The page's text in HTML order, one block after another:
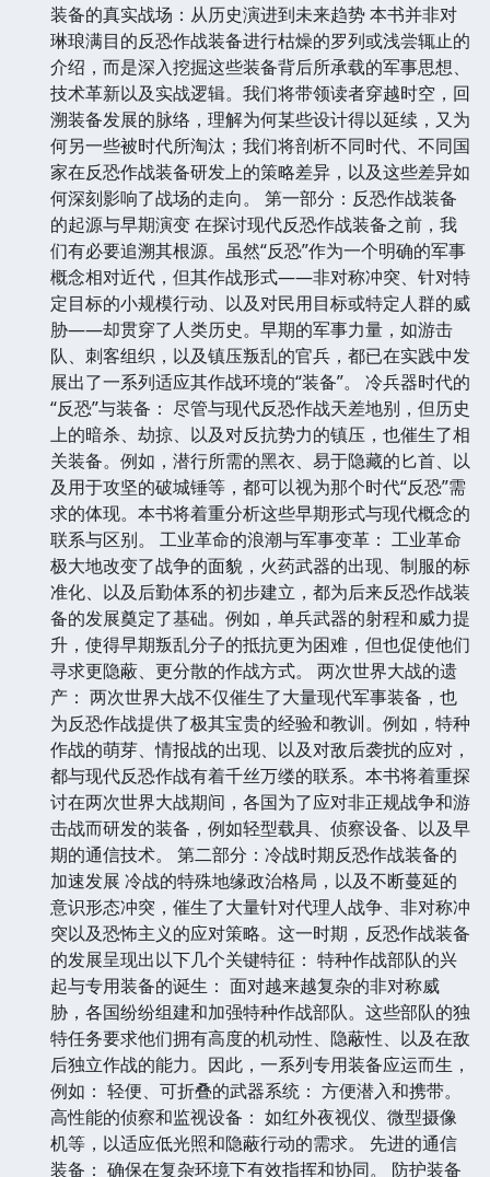
装备的真实战场：从历史演进到未来趋势 本书并非对
琳琅满目的反恐作战装备进行枯燥的罗列或浅尝辄止的
介绍，而是深入挖掘这些装备背后所承载的军事思想、
技术革新以及实战逻辑。我们将带领读者穿越时空，回
溯装备发展的脉络，理解为何某些设计得以延续，又为
何另一些被时代所淘汰；我们将剖析不同时代、不同国
家在反恐作战装备研发上的策略差异，以及这些差异如
何深刻影响了战场的走向。 第一部分：反恐作战装备
的起源与早期演变 在探讨现代反恐作战装备之前，我
们有必要追溯其根源。虽然“反恐”作为一个明确的军事
概念相对近代，但其作战形式——非对称冲突、针对特
定目标的小规模行动、以及对民用目标或特定人群的威
胁——却贯穿了人类历史。早期的军事力量，如游击
队、刺客组织，以及镇压叛乱的官兵，都已在实践中发
展出了一系列适应其作战环境的“装备”。 冷兵器时代的
“反恐”与装备： 尽管与现代反恐作战天差地别，但历史
上的暗杀、劫掠、以及对反抗势力的镇压，也催生了相
关装备。例如，潜行所需的黑衣、易于隐藏的匕首、以
及用于攻坚的破城锤等，都可以视为那个时代“反恐”需
求的体现。本书将着重分析这些早期形式与现代概念的
联系与区别。 工业革命的浪潮与军事变革： 工业革命
极大地改变了战争的面貌，火药武器的出现、制服的标
准化、以及后勤体系的初步建立，都为后来反恐作战装
备的发展奠定了基础。例如，单兵武器的射程和威力提
升，使得早期叛乱分子的抵抗更为困难，但也促使他们
寻求更隐蔽、更分散的作战方式。 两次世界大战的遗
产： 两次世界大战不仅催生了大量现代军事装备，也
为反恐作战提供了极其宝贵的经验和教训。例如，特种
作战的萌芽、情报战的出现、以及对敌后袭扰的应对，
都与现代反恐作战有着千丝万缕的联系。本书将着重探
讨在两次世界大战期间，各国为了应对非正规战争和游
击战而研发的装备，例如轻型载具、侦察设备、以及早
期的通信技术。 第二部分：冷战时期反恐作战装备的
加速发展 冷战的特殊地缘政治格局，以及不断蔓延的
意识形态冲突，催生了大量针对代理人战争、非对称冲
突以及恐怖主义的应对策略。这一时期，反恐作战装备
的发展呈现出以下几个关键特征： 特种作战部队的兴
起与专用装备的诞生： 面对越来越复杂的非对称威
胁，各国纷纷组建和加强特种作战部队。这些部队的独
特任务要求他们拥有高度的机动性、隐蔽性、以及在敌
后独立作战的能力。因此，一系列专用装备应运而生，
例如： 轻便、可折叠的武器系统： 方便潜入和携带。
高性能的侦察和监视设备： 如红外夜视仪、微型摄像
机等，以适应低光照和隐蔽行动的需求。 先进的通信
装备： 确保在复杂环境下有效指挥和协同。 防护装备